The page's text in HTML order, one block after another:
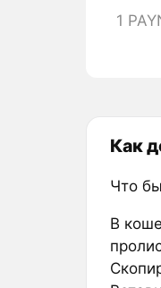
1
Как
Что
В